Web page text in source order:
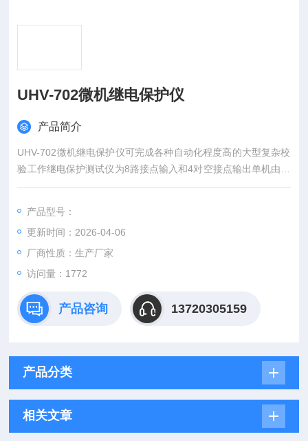
UHV-702微机继电保护仪
产品简介
UHV-702微机继电保护仪可完成各种自动化程度高的大型复杂校
验工作继电保护测试仪为8路接点输入和4对空接点输出单机由方
便灵活的旋转鼠标通过大屏幕液晶显示屏进行操作，全部中文显
产品型号：
更新时间：2026-04-06
厂商性质：生产厂家
访问量：1772
产品咨询 13720305159
产品分类
相关文章